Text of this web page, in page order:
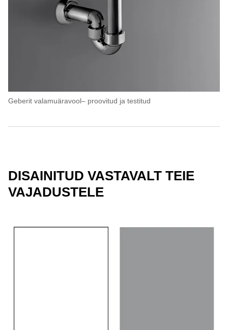
Geberit valamuäravool– proovitud ja testitud
DISAINITUD VASTAVALT TEIE
VAJADUSTELE